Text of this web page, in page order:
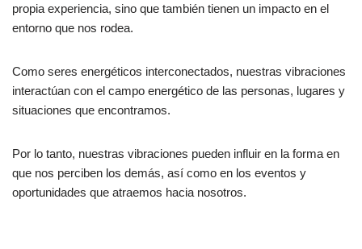
propia experiencia, sino que también tienen un impacto en el
entorno que nos rodea.
Como seres energéticos interconectados, nuestras vibraciones
interactúan con el campo energético de las personas, lugares y
situaciones que encontramos.
Por lo tanto, nuestras vibraciones pueden influir en la forma en
que nos perciben los demás, así como en los eventos y
oportunidades que atraemos hacia nosotros.